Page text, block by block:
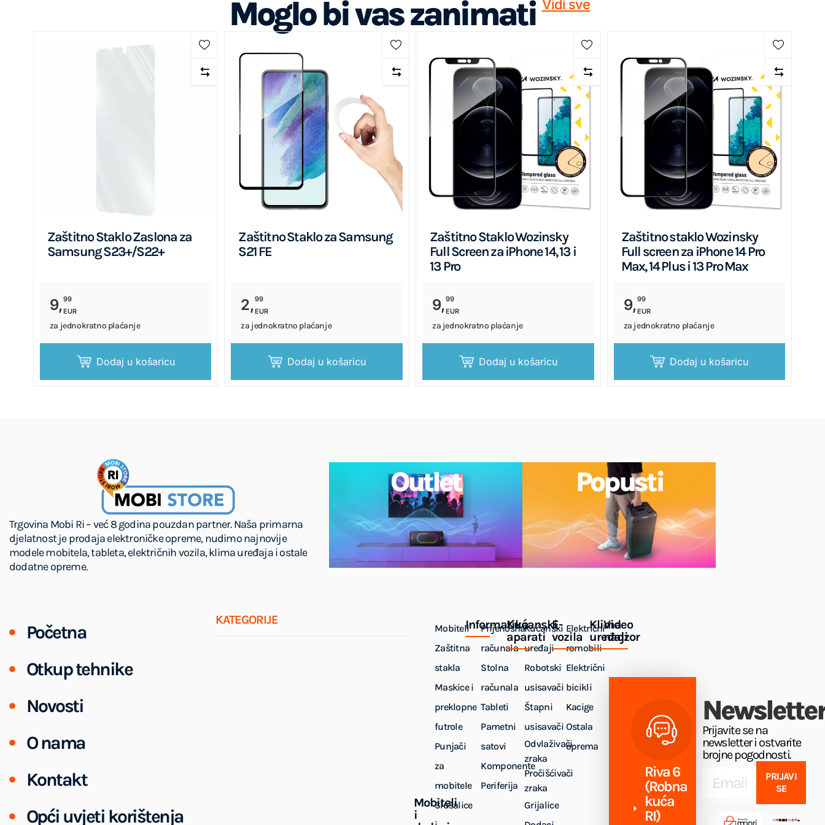
Moglo bi vas zanimati Vidi sve
Zaštitno Staklo Zaslona za
Samsung S23+/S22+
9,99
EUR
za jednokratno plaćanje
Dodaj u košaricu
Zaštitno Staklo za Samsung
S21 FE
2,99
EUR
za jednokratno plaćanje
Dodaj u košaricu
Zaštitno Staklo Wozinsky
Full Screen za iPhone 14, 13 i
13 Pro
9,99
EUR
za jednokratno plaćanje
Dodaj u košaricu
Zaštitno staklo Wozinsky
Full screen za iPhone 14 Pro
Max, 14 Plus i 13 Pro Max
9,99
EUR
za jednokratno plaćanje
Dodaj u košaricu
Trgovina Mobi Ri – već 8 godina pouzdan partner. Naša primarna
djelatnost je prodaja elektroničke opreme, nudimo najnovije
modele mobitela, tableta, električnih vozila, klima uređaja i ostale
dodatne opreme.
Outlet Popusti
Početna
Otkup tehnike
Novosti
O nama
Kontakt
Opći uvjeti korištenja
KATEGORIJE
Mobiteli
i
Mobiteli
Zaštitna
stakla
Maskice i
preklopne
futrole
Punjači
za
mobitele
Slušalice
Informatika
Prijenosna
računala
Stolna
računala
Tableti
Pametni
satovi
Komponente
Periferija
Kućanski
aparati
Kućanski
uređaji
Robotski
usisavači
Štapni
usisavači
Odvlaživači
zraka
Pročišćivači
zraka
Grijalice
E-
vozila
Električni
romobili
Električni
bicikli
Kacige
Ostala
oprema
Klima
uređaji
Video
nadzor
Riva 6
(Robna
kuća
RI)
Newsletter
Prijavite se na
newsletter i ostvarite
brojne pogodnosti.
PRIJAVI
SE